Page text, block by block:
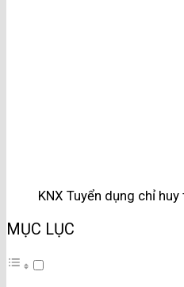
KNX Tuyển dụng chỉ
MỤC LỤC